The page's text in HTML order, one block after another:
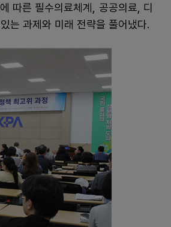
따른 필수의료체계, 공공의료, 디
는 과제와 미래 전략을 풀어냈다.